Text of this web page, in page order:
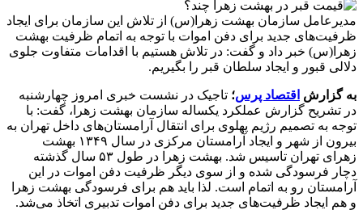
مدیرعامل سازمان بهشت زهرا(س) از تلاش این سازمان برای ایجاد
ظرفیت‌های جدید برای دفن اموات با توجه به اتمام ظرفیت بهشت
زهرا(س) خبر داد و گفت: در تلاش هستیم با اقدامات متفاوت جلوی
دلالی قبور و ایجاد سلطان قبر را بگیریم.
به گزارش اقتصاد پرس؛ تاجیک در نشست خبری امروز چهارشنبه
در تشریح گزارش عملکرد یکساله سازمان بهشت زهرا، گفت: با
توجه به تصمیم رژیم پهلوی برای انتقال آرامستان‌های داخل تهران به
بیرون از شهر و ایجاد آرامستان مرکزی در سال ۱۳۴۹ بهشت
زهرای تهران تاسیس شد. بهشت زهرا در طول ۵۳ سال گذشته
دچار فرسودگی شده و از سوی دیگر ظرفیت دفن اموات در این
آرامستان رو به اتمام است. لذا باید هم برای فرسودگی بهشت زهرا
و هم ایجاد ظرفیت‌های جدید برای دفن اموات تدبیری اتخاذ می‌شد.